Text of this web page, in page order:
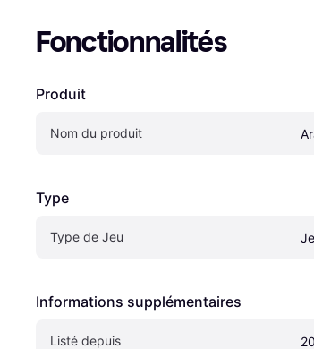
Fonctionnalités
Produit
Nom du produit
Type
Type de Jeu
Informations supplémentaires
Listé depuis